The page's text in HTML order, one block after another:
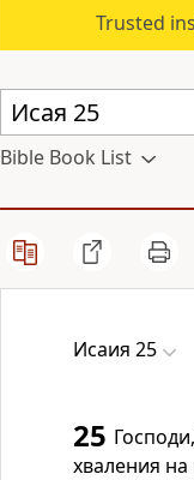
Trusted
Bible Book List
Исаия 25
25
хваления